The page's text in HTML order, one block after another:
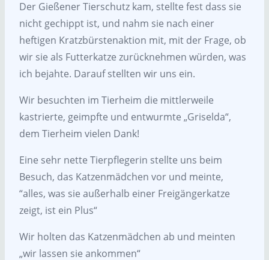
Der Gießener Tierschutz kam, stellte fest dass sie
nicht gechippt ist, und nahm sie nach einer
heftigen Kratzbürstenaktion mit, mit der Frage, ob
wir sie als Futterkatze zurücknehmen würden, was
ich bejahte. Darauf stellten wir uns ein.
Wir besuchten im Tierheim die mittlerweile
kastrierte, geimpfte und entwurmte „Griselda“,
dem Tierheim vielen Dank!
Eine sehr nette Tierpflegerin stellte uns beim
Besuch, das Katzenmädchen vor und meinte,
“alles, was sie außerhalb einer Freigängerkatze
zeigt, ist ein Plus“
Wir holten das Katzenmädchen ab und meinten
„wir lassen sie ankommen“